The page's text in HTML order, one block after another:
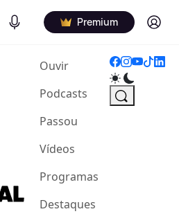
Podcasts Premium Log in
Ouvir(current)
Podcasts
Passou
Vídeos
Programas
Destaques